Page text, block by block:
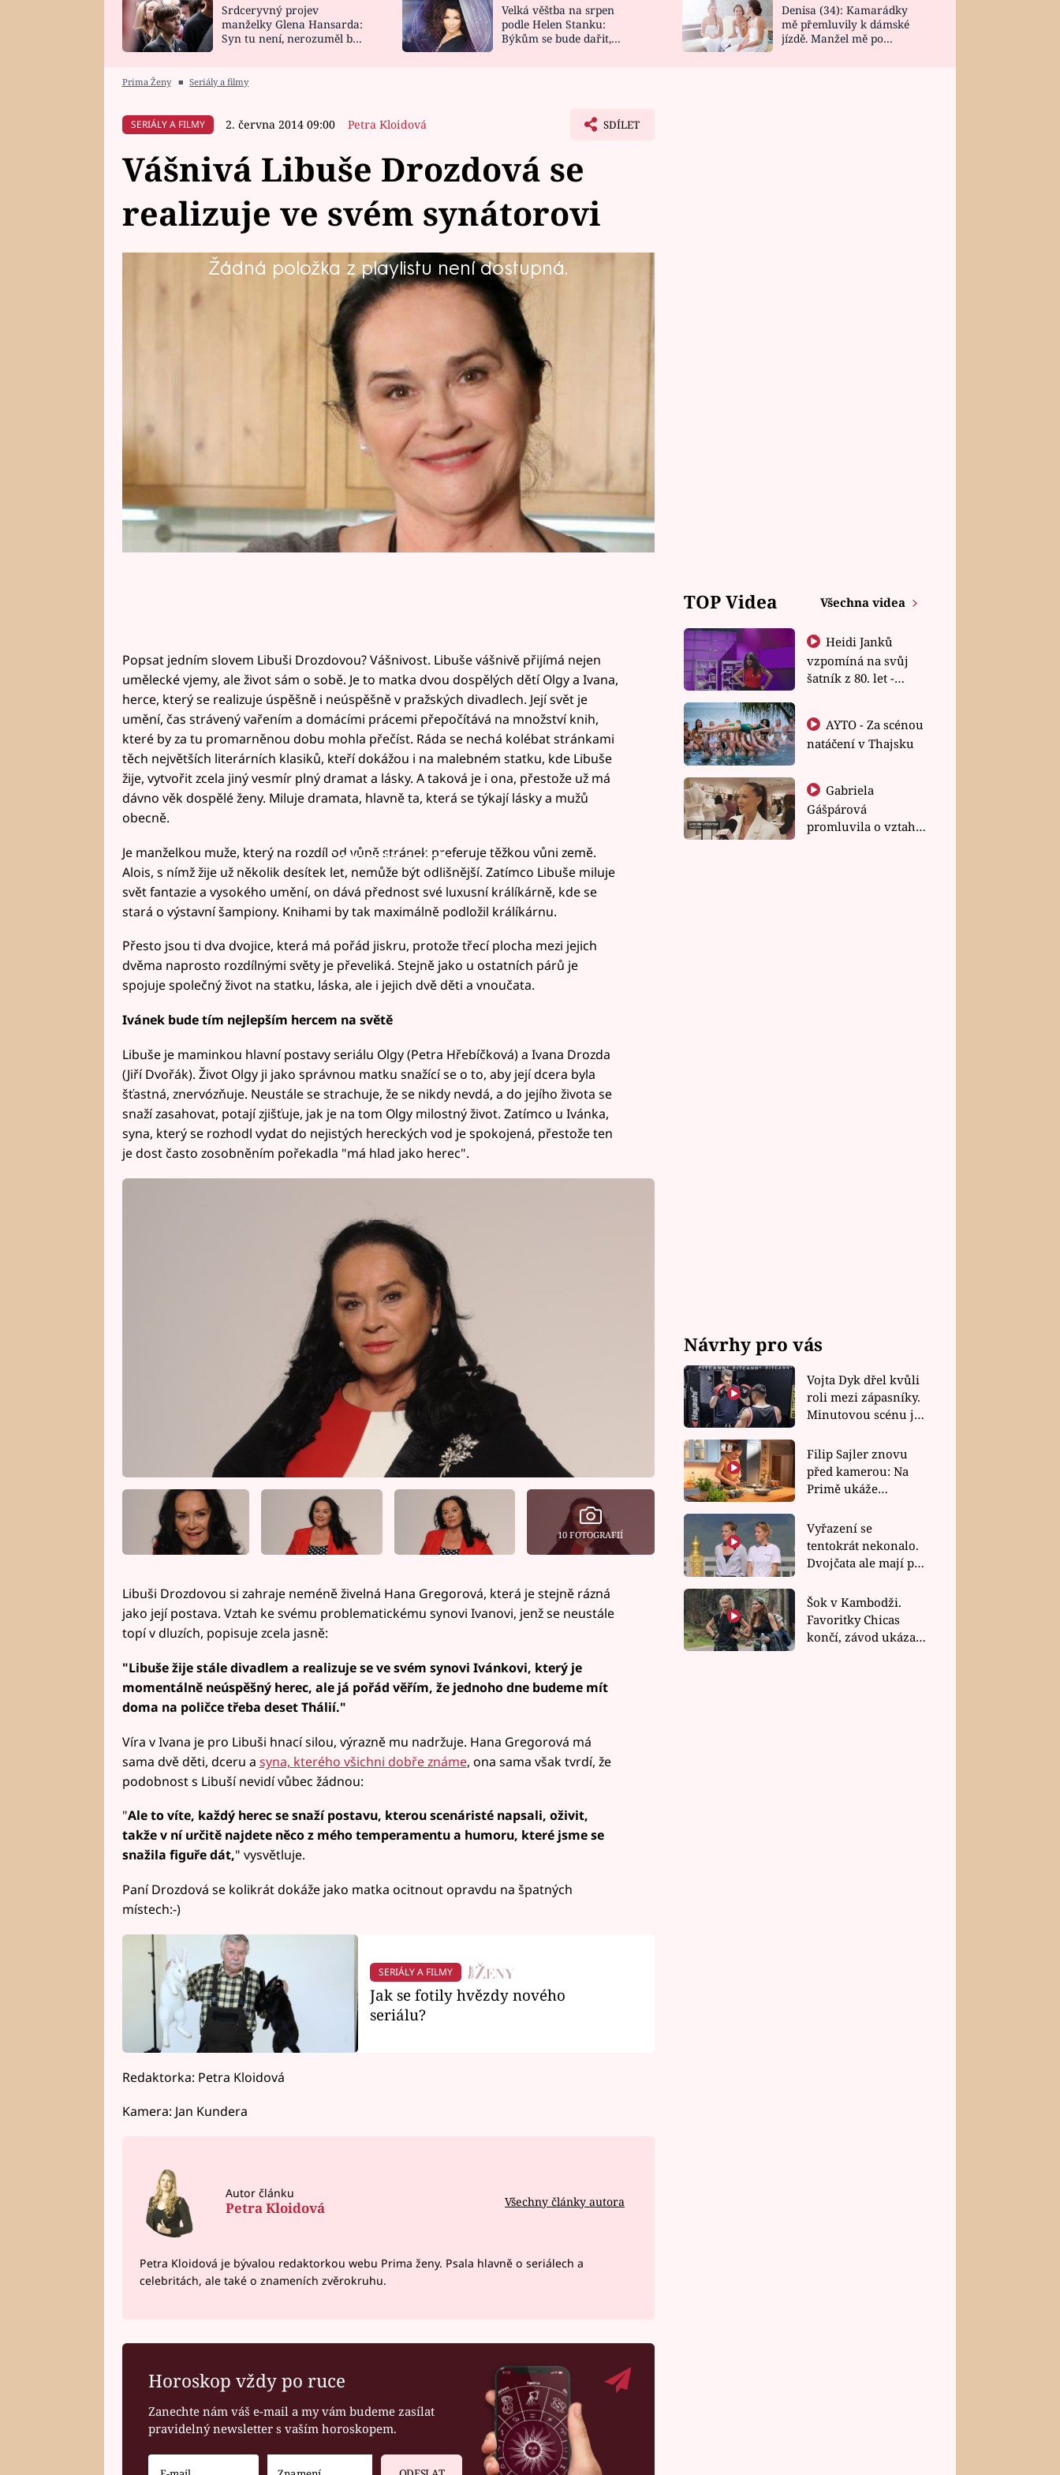
HOROSKOP NA
CELEBRITY
VAŘENÍ
NOVINKY
VIDEORECEPTY
DESIGN
Srdceryvný projev
manželky Glena Hansarda:
Syn tu není, nerozuměl by
Velká věštba na srpen
podle Helen Stanku:
Býkům se bude dařit,
Denisa (34): Kamarádky
mě přemluvily k dámské
jízdě. Manžel mě po
Prima Ženy ■ Seriály a filmy
SERIÁLY A FILMY 2. června 2014 09:00 Petra Kloidová SDÍLET
Vášnivá Libuše Drozdová se
realizuje ve svém synátorovi
Žádná položka z playlistu není dostupná.
Libuše Drozdová tvrdí, že v životě milovala pouze dva muže – svého
manžela Aloise a Čechova. Ruská literární klasika a umění vůbec, to je
pro Libuši slast, kterou si dopřává po vydatných doušcích pravidelně
každý den. Jakoby snad ani nepatřila do malebného statku, kde žije se
Popsat jedním slovem Libuši Drozdovou? Vášnivost. Libuše vášnivě přijímá nejen
umělecké vjemy, ale život sám o sobě. Je to matka dvou dospělých dětí Olgy a Ivana,
herce, který se realizuje úspěšně i neúspěšně v pražských divadlech. Její svět je
umění, čas strávený vařením a domácími prácemi přepočítává na množství knih,
které by za tu promarněnou dobu mohla přečíst. Ráda se nechá kolébat stránkami
těch největších literárních klasiků, kteří dokážou i na malebném statku, kde Libuše
žije, vytvořit zcela jiný vesmír plný dramat a lásky. A taková je i ona, přestože už má
dávno věk dospělé ženy. Miluje dramata, hlavně ta, která se týkají lásky a mužů
obecně.
Failed to fetch
Je manželkou muže, který na rozdíl od vůně stránek preferuje těžkou vůni země.
Alois, s nímž žije už několik desítek let, nemůže být odlišnější. Zatímco Libuše miluje
svět fantazie a vysokého umění, on dává přednost své luxusní králíkárně, kde se
stará o výstavní šampiony. Knihami by tak maximálně podložil králíkárnu.
Přesto jsou ti dva dvojice, která má pořád jiskru, protože třecí plocha mezi jejich
dvěma naprosto rozdílnými světy je převeliká. Stejně jako u ostatních párů je
spojuje společný život na statku, láska, ale i jejich dvě děti a vnoučata.
Ivánek bude tím nejlepším hercem na světě
Libuše je maminkou hlavní postavy seriálu Olgy (Petra Hřebíčková) a Ivana Drozda
(Jiří Dvořák). Život Olgy ji jako správnou matku snažící se o to, aby její dcera byla
šťastná, znervózňuje. Neustále se strachuje, že se nikdy nevdá, a do jejího života se
snaží zasahovat, potají zjišťuje, jak je na tom Olgy milostný život. Zatímco u Ivánka,
syna, který se rozhodl vydat do nejistých hereckých vod je spokojená, přestože ten
je dost často zosobněním pořekadla "má hlad jako herec".
10 FOTOGRAFIÍ
Libuši Drozdovou si zahraje neméně živelná Hana Gregorová, která je stejně rázná
jako její postava. Vztah ke svému problematickému synovi Ivanovi, jenž se neustále
topí v dluzích, popisuje zcela jasně:
"Libuše žije stále divadlem a realizuje se ve svém synovi Ivánkovi, který je
momentálně neúspěšný herec, ale já pořád věřím, že jednoho dne budeme mít
doma na poličce třeba deset Thálií."
Víra v Ivana je pro Libuši hnací silou, výrazně mu nadržuje. Hana Gregorová má
sama dvě děti, dceru a syna, kterého všichni dobře známe, ona sama však tvrdí, že
podobnost s Libuší nevidí vůbec žádnou:
"Ale to víte, každý herec se snaží postavu, kterou scenáristé napsali, oživit,
takže v ní určitě najdete něco z mého temperamentu a humoru, které jsme se
snažila figuře dát," vysvětluje.
Paní Drozdová se kolikrát dokáže jako matka ocitnout opravdu na špatných
místech:-)
SERIÁLY A FILMY
Jak se fotily hvězdy nového
seriálu?
Redaktorka: Petra Kloidová
Kamera: Jan Kundera
Autor článku
Petra Kloidová Všechny články autora
Petra Kloidová je bývalou redaktorkou webu Prima ženy. Psala hlavně o seriálech a
celebritách, ale také o znameních zvěrokruhu.
Horoskop vždy po ruce
Zanechte nám váš e-mail a my vám budeme zasílat
pravidelný newsletter s vaším horoskopem.
TOP Videa Všechna videa
Heidi Janků
vzpomíná na svůj
šatník z 80. let -
natáčení v Thajsku
Gabriela
Gášpárová
promluvila o vztahu
Návrhy pro vás
Vojta Dyk dřel kvůli
roli mezi zápasníky.
Minutovou scénu jel
Filip Sajler znovu
před kamerou: Na
Primě ukáže
rychlé recepty
Vyřazení se
tentokrát nekonalo.
Dvojčata ale mají po
závodu nůž na krku
Šok v Kambodži.
Favoritky Chicas
končí, závod ukázal